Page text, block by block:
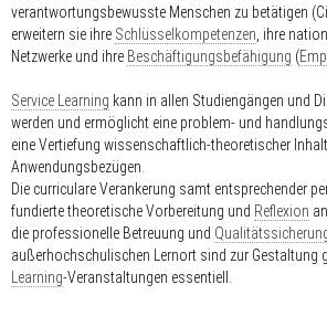
verantwortungsbewusste Menschen zu betätigen
erweitern sie ihre Schlüsselkompetenzen , ihre
Netzwerke und ihre Beschäftigungsbefähigung (
Service Learning kann in allen Studiengängen und
werden und ermöglicht eine problem- und
eine Vertiefung wissenschaftlich-theoretischer
Anwendungsbezügen.
Die curriculare Verankerung samt entsprechender
fundierte theoretische Vorbereitung und Reflexion
die professionelle Betreuung und
außerhochschulischen Lernort sind zur Gestaltung
Learning-Veranstaltungen essentiell.